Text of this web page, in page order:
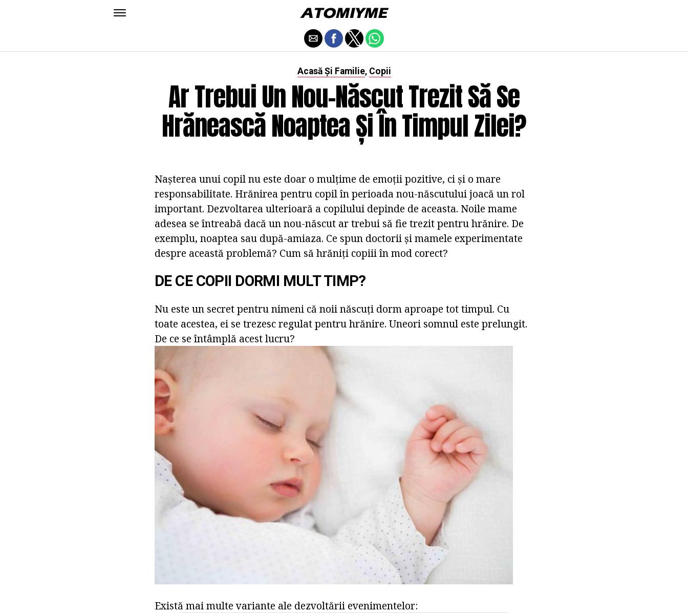
Acasă Și Familie, Copii
Ar Trebui Un Nou-Născut Trezit Să Se
Hrănească Noaptea Și În Timpul Zilei?
Nașterea unui copil nu este doar o mulțime de emoții pozitive, ci și o mare
responsabilitate. Hrănirea pentru copil în perioada nou-născutului joacă un rol
important. Dezvoltarea ulterioară a copilului depinde de aceasta. Noile mame
adesea se întreabă dacă un nou-născut ar trebui să fie trezit pentru hrănire. De
exemplu, noaptea sau după-amiaza. Ce spun doctorii și mamele experimentate
despre această problemă? Cum să hrăniți copiii în mod corect?
DE CE COPII DORMI MULT TIMP?
Nu este un secret pentru nimeni că noii născuți dorm aproape tot timpul. Cu
toate acestea, ei se trezesc regulat pentru hrănire. Uneori somnul este prelungit.
De ce se întâmplă acest lucru?
Există mai multe variante ale dezvoltării evenimentelor: